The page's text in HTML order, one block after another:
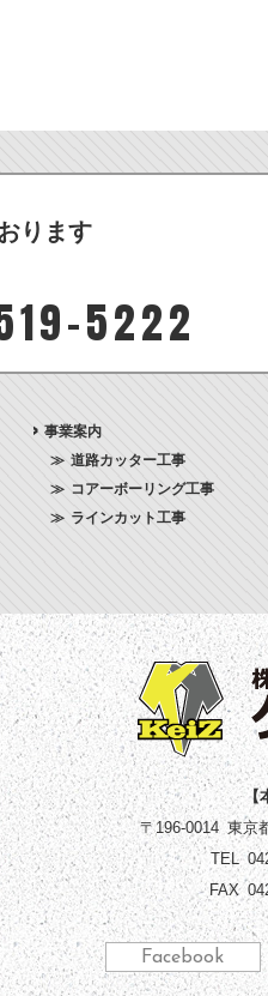
ります
5222
事業案内
道路カッター工事
コアーボーリング工事
ラインカット工事
【
〒196-0014東京
TEL
FAX
Facebook